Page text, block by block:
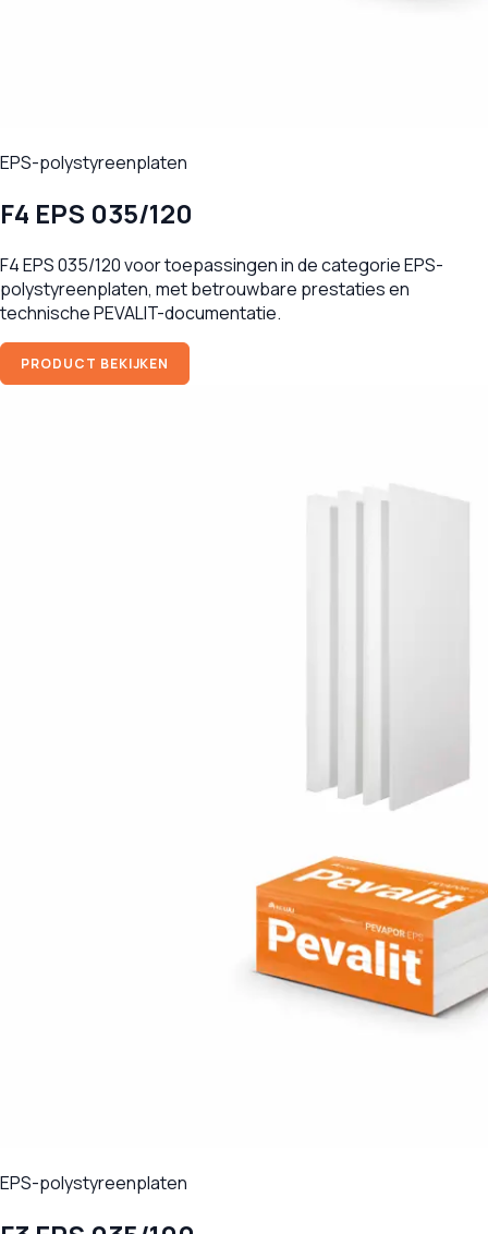
EPS-polystyreenplaten
F4 EPS 035/120
F4 EPS 035/120 voor toepassingen in de categorie EPS-
polystyreenplaten, met betrouwbare prestaties en
technische PEVALIT-documentatie.
PRODUCT BEKIJKEN
EPS-polystyreenplaten